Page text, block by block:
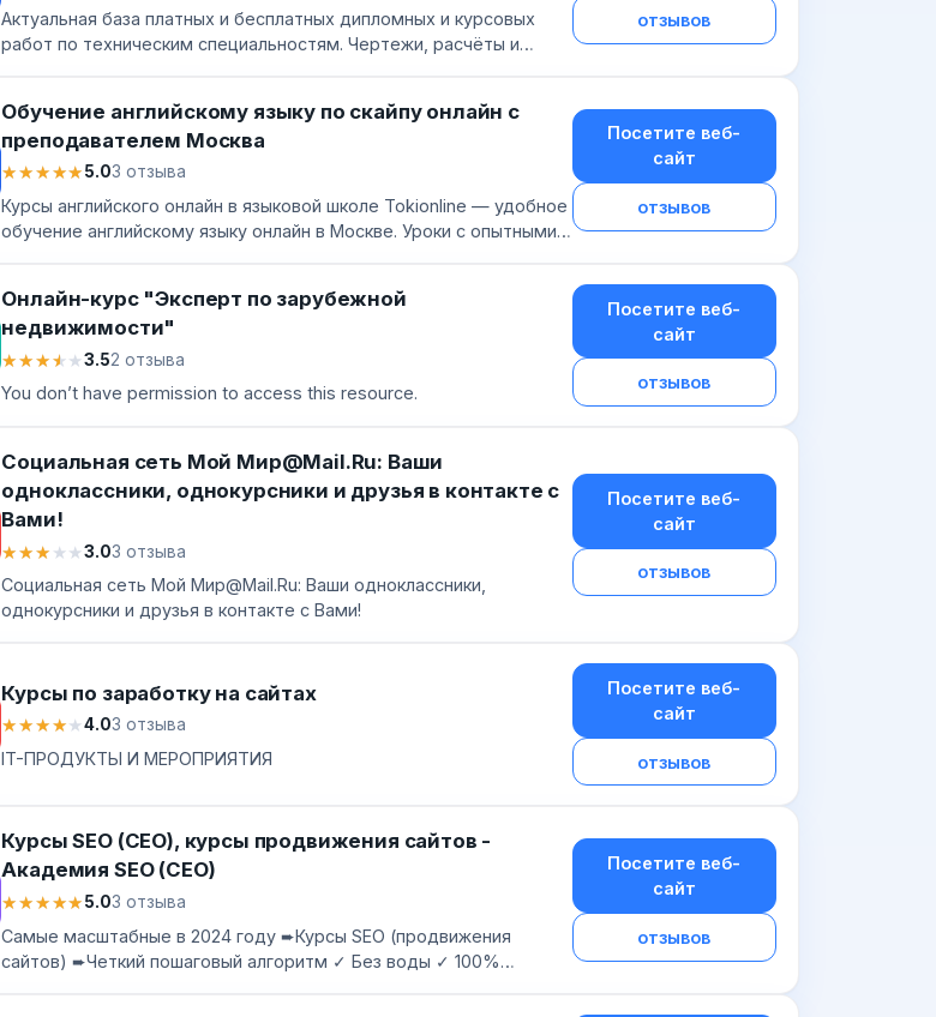
Актуальная база платных и бесплатных дипломных и курсовых
работ по техническим специальностям. Чертежи, расчёты и
отзывов
Обучение английскому языку по скайпу онлайн с
преподавателем Москва
★★★★★
★★★★★5.03 отзыва
Курсы английского онлайн в языковой школе Tokionline — удобное
обучение английскому языку онлайн в Москве. Уроки с опытными
Посетите веб-
сайт
отзывов
Онлайн-курс "Эксперт по зарубежной
недвижимости"
★★★★★
★★★★★3.52 отзыва
You don’t have permission to access this resource.
Посетите веб-
сайт
отзывов
Социальная сеть Мой Мир@Mail.Ru: Ваши
одноклассники, однокурсники и друзья в контакте с
Вами!
★★★★★
★★★★★3.03 отзыва
Социальная сеть Мой Мир@Mail.Ru: Ваши одноклассники,
однокурсники и друзья в контакте с Вами!
Посетите веб-
сайт
отзывов
Курсы по заработку на сайтах
★★★★★
★★★★★4.03 отзыва
IT-ПРОДУКТЫ И МЕРОПРИЯТИЯ
Посетите веб-
сайт
отзывов
Курсы SEO (СЕО), курсы продвижения сайтов -
Академия SEO (СЕО)
★★★★★
★★★★★5.03 отзыва
Самые масштабные в 2024 году ➨Курсы SEO (продвижения
сайтов) ➨Четкий пошаговый алгоритм ✓ Без воды ✓ 100%
Посетите веб-
сайт
отзывов